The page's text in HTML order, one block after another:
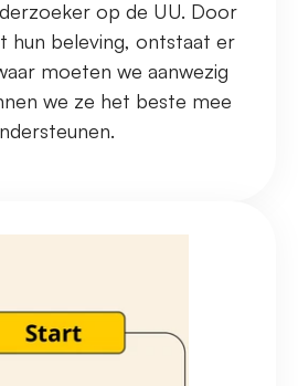
op de UU. Door
hun beleving, ontstaat er
moeten we aanwezig
we ze het beste mee